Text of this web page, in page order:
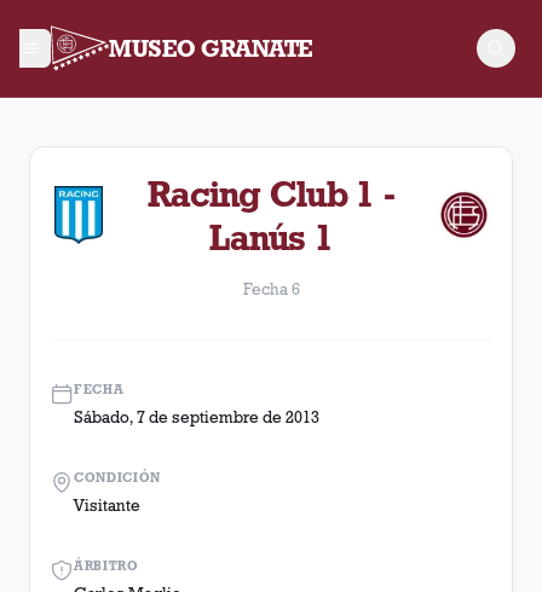
MUSEO GRANATE
Fecha 6. Partido entre Lanús y Racing Club disputado el
Racing Club 1 -
Lanús 1
Fecha 6
FECHA
Sábado, 7 de septiembre de 2013
ÁRBITRO
CONDICIÓN
Visitante